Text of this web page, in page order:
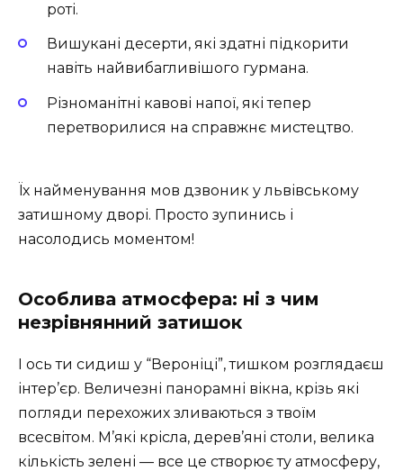
роті.
Вишукані десерти, які здатні підкорити
навіть найвибагливішого гурмана.
Різноманітні кавові напої, які тепер
перетворилися на справжнє мистецтво.
Їх найменування мов дзвоник у львівському
затишному дворі. Просто зупинись і
насолодись моментом!
Особлива атмосфера: ні з чим
незрівнянний затишок
І ось ти сидиш у “Вероніці”, тишком розглядаєш
інтер’єр. Величезні панорамні вікна, крізь які
погляди перехожих зливаються з твоїм
всесвітом. М’які крісла, дерев’яні столи, велика
кількість зелені — все це створює ту атмосферу,